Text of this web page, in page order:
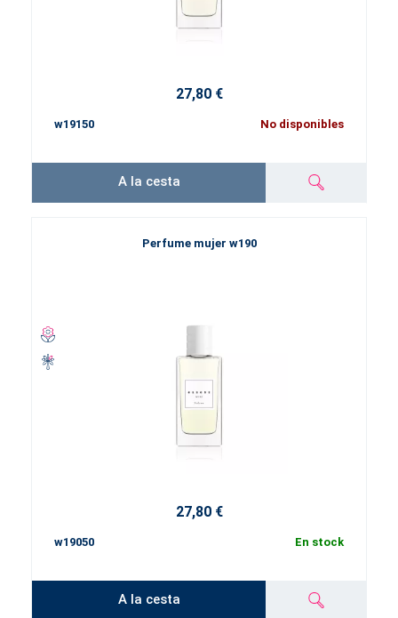
27,80 €
w19150 No disponibles
A la cesta
Perfume mujer w190
27,80 €
w19050 En stock
A la cesta